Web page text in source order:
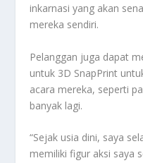
inkarnasi yang akan
mereka sendiri.
Pelanggan juga dapat
untuk 3D SnapPrint
acara mereka, seperti
banyak lagi.
“Sejak usia dini, saya
memiliki figur aksi saya